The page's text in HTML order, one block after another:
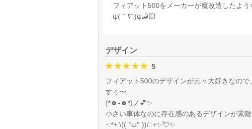
フィアット500をメーカーが魔改造したよう
ψ(｀∇´)ψ🦂💥
デザイン
5
フィアット500のデザインが元々大好きなの
すぅ〜
(*☻-☻*)ノ💕✨
小さい車体なのに存在感のあるデザインが素
･:*+.\(( °ω° ))/.:+✨💘✨